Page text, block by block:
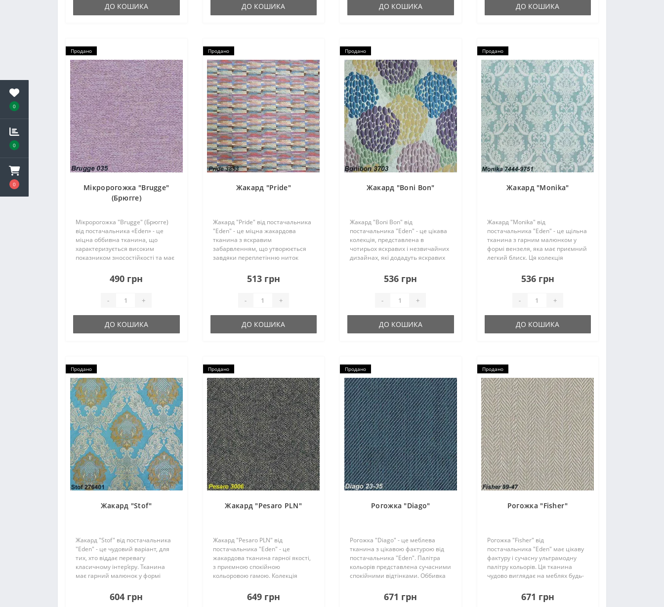
0
0
0
ДО КОШИКА ДО КОШИКА ДО КОШИКА ДО КОШИКА
Продано
Мікророгожка "Brugge"
(Брюгге)
Мікророгожка "Brugge" (Брюгге)
від постачальника «Eden» - це
міцна оббивна тканина, що
характеризується високим
показником зносостійкості та має
матеріал підійде для оббивки
меблів будь-яких форм,
490 грн
- +
ДО КОШИКА
Продано
Жакард "Pride"
Жакард "Pride" від постачальника
"Eden" - це міцна жакардова
тканина з яскравим
забарвленням, що утворюється
завдяки переплетінню ниток
колекції стати компаньйоном для
багатьох однотонних тканин. Тож
513 грн
- +
ДО КОШИКА
Продано
Жакард "Boni Bon"
Жакард "Boni Bon" від
постачальника "Eden" - це цікава
колекція, представлена в
чотирьох яскравих і незвичайних
дизайнах, які додадуть яскравих
оселю. Поєднання багатьох
кольорів на одному полотні дає
536 грн
- +
ДО КОШИКА
Продано
Жакард "Monika"
Жакард "Monika" від
постачальника "Eden" - це щільна
тканина з гарним малюнком у
формі вензеля, яка має приємний
легкий блиск. Ця колекція
виготовлення вишуканих меблів,
подушок і декорування окремих
536 грн
- +
ДО КОШИКА
Продано
Жакард "Stof"
Жакард "Stof" від постачальника
"Eden" - це чудовий варіант, для
тих, хто віддає перевагу
класичному інтер’єру. Тканина
має гарний малюнок у формі
зробить меблі елегантними і
вишуканими...604 грн
Продано
Жакард "Pesaro PLN"
Жакард "Pesaro PLN" від
постачальника "Eden" - це
жакардова тканина гарної якості,
з приємною спокійною
кольоровою гамою. Колекція
будь-яких форм і пасуватиме до
будь-якого інтер’єру...
649 грн
Продано
Рогожка "Diago"
Рогожка "Diago" - це меблева
тканина з цікавою фактурою від
постачальника "Eden". Палітра
кольорів представлена сучасними
спокійними відтінками. Оббивка
671 грн
Продано
Рогожка "Fisher"
Рогожка "Fisher" від
постачальника "Eden" має цікаву
фактуру і сучасну ультрамодну
палітру кольорів. Ця тканина
чудово виглядає на меблях будь-
експлуатаційним
характеристикам слугуватиме
671 грн